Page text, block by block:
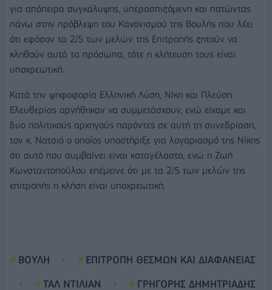
για απόπειρα συγκάλυψης, υπερασπιζόμενη και πατώντας
πάνω στην πρόβλεψη του Κανονισμού της Βουλής που λέει
ότι εφόσον τα 2/5 των μελών της Επιτροπής ζητούν να
κληθούν αυτά τα πρόσωπα, τότε η κλήτευση τους είναι
υποχρεωτική.
Κατά την ψηφοφορία Ελληνική Λύση, Νίκη και Πλεύση
Ελευθερίας αρνήθηκαν να συμμετάσχουν, ενώ είχαμε και
δυο πολιτικούς αρχηγούς παρόντες σε αυτή τη συνεδρίαση,
τον κ. Νατσιό ο οποίος υποστήριξε για λογαριασμό της Νίκης
ότι αυτό που συμβαίνει είναι καταγέλαστο, ενώ η Ζωή
Κωνσταντοπούλου επέμεινε ότι με τα 2/5 των μελών της
επιτροπής η κλήση είναι υποχρεωτική.
ΒΟΥΛΗ
ΕΠΙΤΡΟΠΗ ΘΕΣΜΩΝ ΚΑΙ ΔΙΑΦΑΝΕΙΑΣ
ΤΑΛ ΝΤΙΛΙΑΝ
ΓΡΗΓΟΡΗΣ ΔΗΜΗΤΡΙΑΔΗΣ